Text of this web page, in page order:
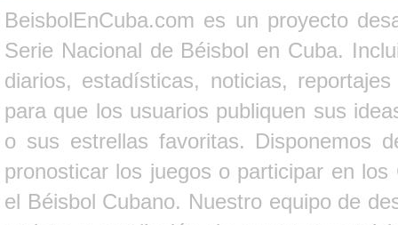
BeisbolEnCuba.com es un proyecto
Serie Nacional de Béisbol en Cuba.
diarios, estadísticas, noticias,
para que los usuarios publiquen sus
o sus estrellas favoritas. Disponemos
pronosticar los juegos o participar en
el Béisbol Cubano. Nuestro equipo de